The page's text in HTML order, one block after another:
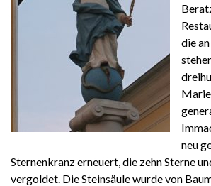
die
neu
Sternenkranz erneuert, die zehn Sterne
vergoldet. Die Steinsäule wurde von